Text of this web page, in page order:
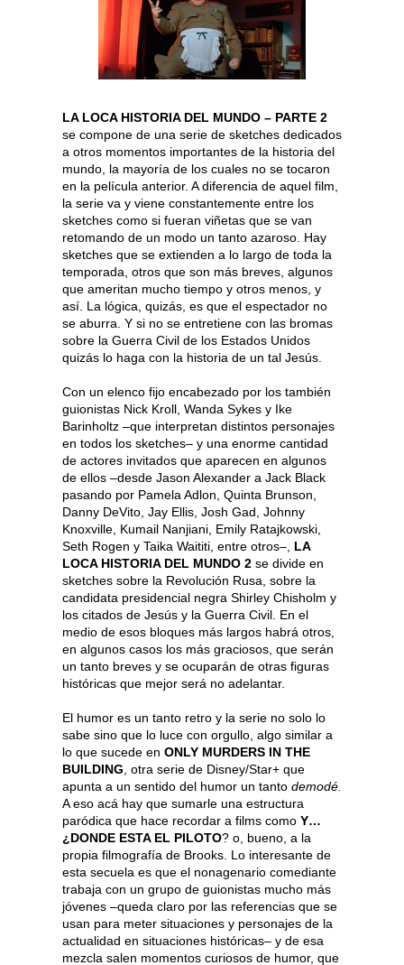
LA LOCA HISTORIA DEL MUNDO – PARTE 2
se compone de una serie de sketches dedicados
a otros momentos importantes de la historia del
mundo, la mayoría de los cuales no se tocaron
en la película anterior. A diferencia de aquel film,
la serie va y viene constantemente entre los
sketches como si fueran viñetas que se van
retomando de un modo un tanto azaroso. Hay
sketches que se extienden a lo largo de toda la
temporada, otros que son más breves, algunos
que ameritan mucho tiempo y otros menos, y
así. La lógica, quizás, es que el espectador no
se aburra. Y si no se entretiene con las bromas
sobre la Guerra Civil de los Estados Unidos
quizás lo haga con la historia de un tal Jesús.
Con un elenco fijo encabezado por los también
guionistas Nick Kroll, Wanda Sykes y Ike
Barinholtz –que interpretan distintos personajes
en todos los sketches– y una enorme cantidad
de actores invitados que aparecen en algunos
de ellos –desde Jason Alexander a Jack Black
pasando por Pamela Adlon, Quinta Brunson,
Danny DeVito, Jay Ellis, Josh Gad, Johnny
Knoxville, Kumail Nanjiani, Emily Ratajkowski,
Seth Rogen y Taika Waititi, entre otros–, LA
LOCA HISTORIA DEL MUNDO 2 se divide en
sketches sobre la Revolución Rusa, sobre la
candidata presidencial negra Shirley Chisholm y
los citados de Jesús y la Guerra Civil. En el
medio de esos bloques más largos habrá otros,
en algunos casos los más graciosos, que serán
un tanto breves y se ocuparán de otras figuras
históricas que mejor será no adelantar.
El humor es un tanto retro y la serie no solo lo
sabe sino que lo luce con orgullo, algo similar a
lo que sucede en ONLY MURDERS IN THE
BUILDING , otra serie de Disney/Star+ que
apunta a un sentido del humor un tanto demodé.
A eso acá hay que sumarle una estructura
paródica que hace recordar a films como Y…
¿DONDE ESTA EL PILOTO? o, bueno, a la
propia filmografía de Brooks. Lo interesante de
esta secuela es que el nonagenario comediante
trabaja con un grupo de guionistas mucho más
jóvenes –queda claro por las referencias que se
usan para meter situaciones y personajes de la
actualidad en situaciones históricas– y de esa
mezcla salen momentos curiosos de humor, que